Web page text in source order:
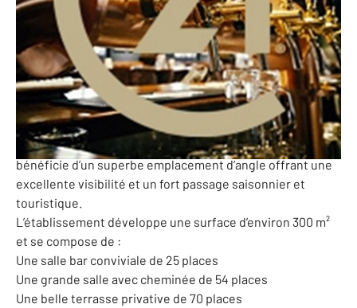
PERF (Potentiel de l'Entreprise et Rentabilité Financière)
: 51 384 €
À VENDRE – Fonds de commerce BAR RESTAURANT –
Presqu’île Guérandaise – Emplacement premium proche
plages
Situé sur la très recherchée Presqu’île Guérandaise, à
proximité immédiate des plages, ce bar-restaurant
bénéficie d’un superbe emplacement d’angle offrant une
excellente visibilité et un fort passage saisonnier et
touristique.
L’établissement développe une surface d’environ 300 m²
et se compose de :
Une salle bar conviviale de 25 places
Une grande salle avec cheminée de 54 places
Une belle terrasse privative de 70 places